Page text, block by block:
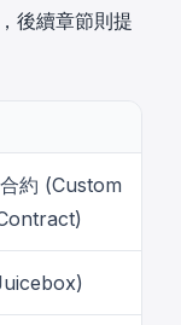
後續章節則提
約 (Custom